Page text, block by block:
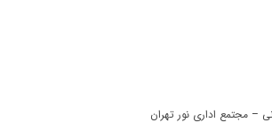
– مجتمع اداری نور تهران